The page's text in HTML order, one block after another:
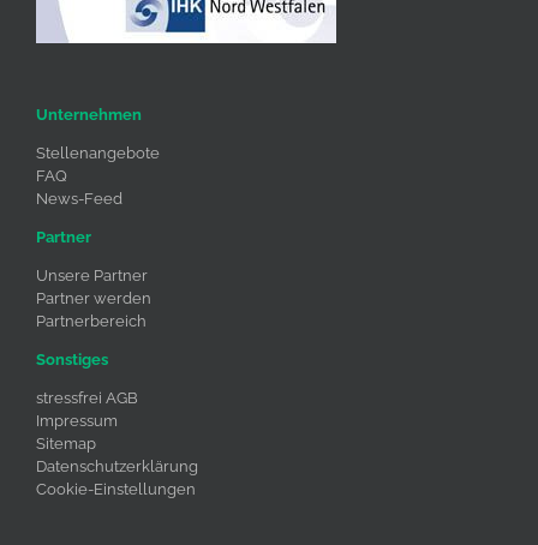
Unternehmen
Stellenangebote
FAQ
News-Feed
Partner
Unsere Partner
Partner werden
Partnerbereich
Sonstiges
stressfrei AGB
Impressum
Sitemap
Datenschutzerklärung
Cookie-Einstellungen